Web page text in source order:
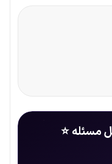
مسئله ⭐